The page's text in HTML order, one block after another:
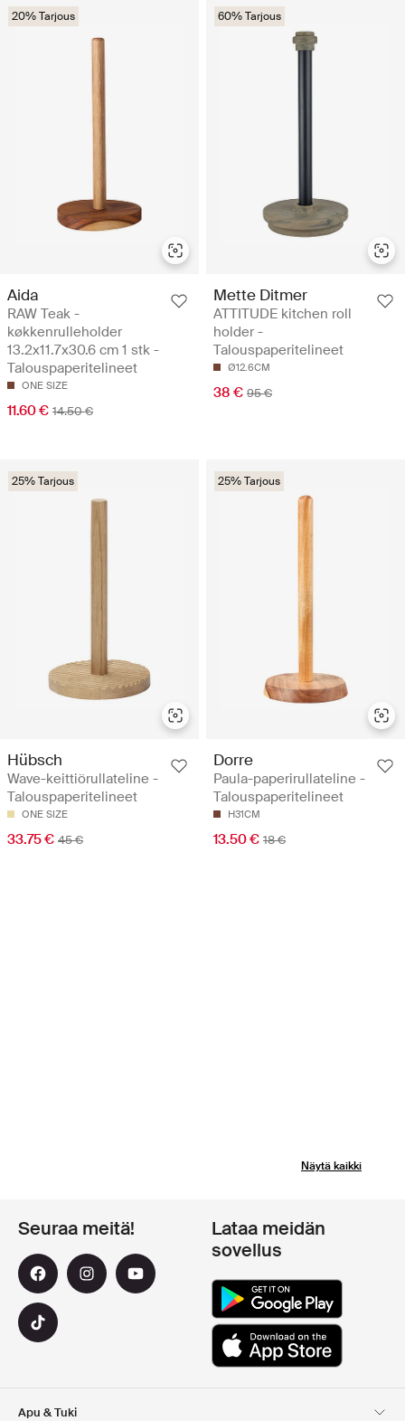
20% Tarjous
Aida
RAW Teak -
køkkenrulleholder
13.2x11.7x30.6 cm 1 stk -
Talouspaperitelineet
ONE SIZE
11.60 € 14.50 €
60% Tarjous
Mette Ditmer
ATTITUDE kitchen roll
holder -
Talouspaperitelineet
Ø12.6CM
38 € 95 €
25% Tarjous
Hübsch
Wave-keittiörullateline -
Talouspaperitelineet
ONE SIZE
33.75 € 45 €
25% Tarjous
Dorre
Paula-paperirullateline -
Talouspaperitelineet
H31CM
13.50 € 18 €
Näytä kaikki
Apu & Tuki
Seuraa meitä!
Lataa meidän
sovellus